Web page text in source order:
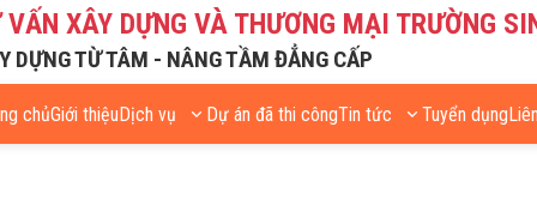
XÂY DỰNG VÀ THƯƠNG MẠI TRƯỜNG
DỰNG TỪ TÂM - NÂNG TẦM ĐẲNG CẤP
chủGiới thiệuDịch vụ Dự án đã thi côngTin tức Tuyển dụng